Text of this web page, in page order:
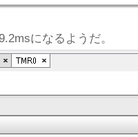
になるようだ。